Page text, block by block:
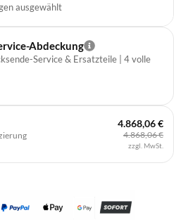
ausgewählt
Abdeckung
Service & Ersatzteile | 4 volle
4.868,06 €
4.868,06 €
zzgl. MwSt.